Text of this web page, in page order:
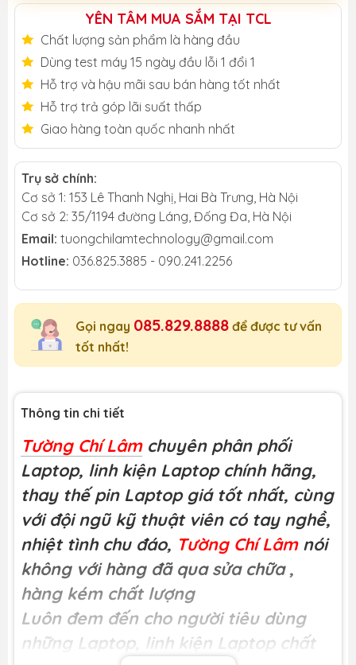
YÊN TÂM MUA SẮM TẠI TCL
Chất lượng sản phẩm là hàng đầu
Dùng test máy 15 ngày đầu lỗi 1 đổi 1
Hỗ trợ và hậu mãi sau bán hàng tốt nhất
Hỗ trợ trả góp lãi suất thấp
Giao hàng toàn quốc nhanh nhất
Trụ sở chính:
Cơ sở 1: 153 Lê Thanh Nghị, Hai Bà Trưng, Hà Nội
Cơ sở 2: 35/1194 đường Láng, Đống Đa, Hà Nội
Email: tuongchilamtechnology@gmail.com
Hotline: 036.825.3885 - 090.241.2256
Gọi ngay 085.829.8888 để được tư vấn
tốt nhất!
Thông tin chi tiết
Tường Chí Lâm chuyên phân phối
Laptop, linh kiện Laptop chính hãng,
thay thế pin Laptop giá tốt nhất, cùng
với đội ngũ kỹ thuật viên có tay nghề,
nhiệt tình chu đáo, Tường Chí Lâm nói
không với hàng đã qua sửa chữa ,
hàng kém chất lượng
Luôn đem đến cho người tiêu dùng
những Laptop, linh kiện Laptop chất